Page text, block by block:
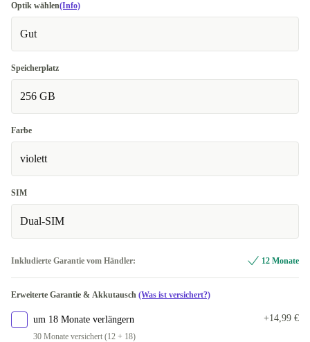
Optik wählen(Info)
Gut
Speicherplatz
256 GB
Farbe
violett
SIM
Dual-SIM
Inkludierte Garantie vom Händler: 12 Monate
Erweiterte Garantie & Akkutausch (Was ist versichert?)
um 18 Monate verlängern
30 Monate versichert (12 + 18)
+14,99 €